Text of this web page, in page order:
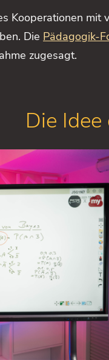
Kooperationen mit
Die Pädagogik-
zugesagt.
Die